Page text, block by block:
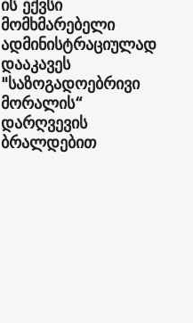
მომხმარებელი
ადმინისტრაციულად
დააკავეს
"საზოგადოებრივი
მორალის“
დარღვევის
ბრალდებით